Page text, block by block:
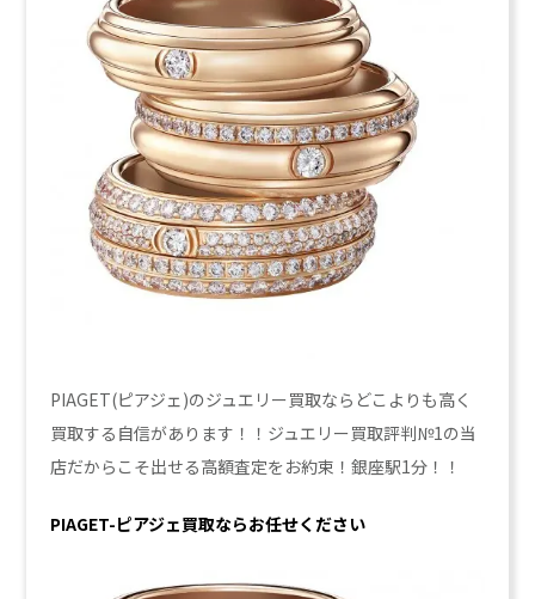
PIAGET(ピアジェ)のジュエリー買取ならどこよりも高く
買取する自信があります！！ジュエリー買取評判№1の当
店だからこそ出せる高額査定をお約束！銀座駅1分！！
PIAGET-ピアジェ買取ならお任せください